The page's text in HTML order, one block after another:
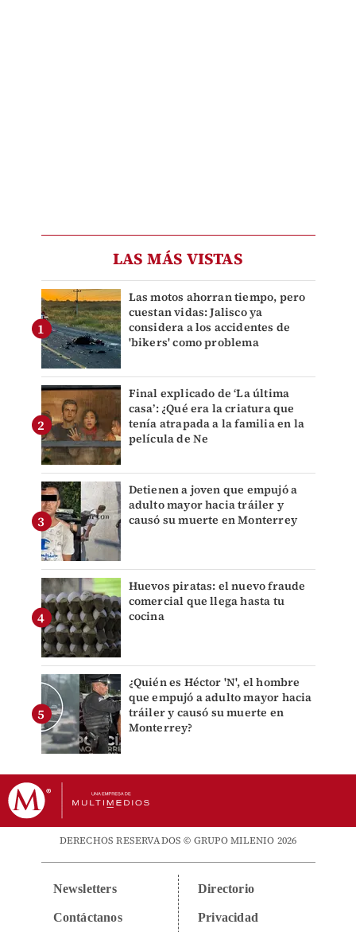
LAS MÁS VISTAS
Las motos ahorran tiempo, pero
cuestan vidas: Jalisco ya
considera a los accidentes de
'bikers' como problema
Final explicado de ‘La última
casa’: ¿Qué era la criatura que
tenía atrapada a la familia en la
película de Ne
Detienen a joven que empujó a
adulto mayor hacia tráiler y
causó su muerte en Monterrey
Huevos piratas: el nuevo fraude
comercial que llega hasta tu
cocina
¿Quién es Héctor 'N', el hombre
que empujó a adulto mayor hacia
tráiler y causó su muerte en
Monterrey?
DERECHOS RESERVADOS © GRUPO MILENIO 2026
Newsletters
Contáctanos
Directorio
Privacidad